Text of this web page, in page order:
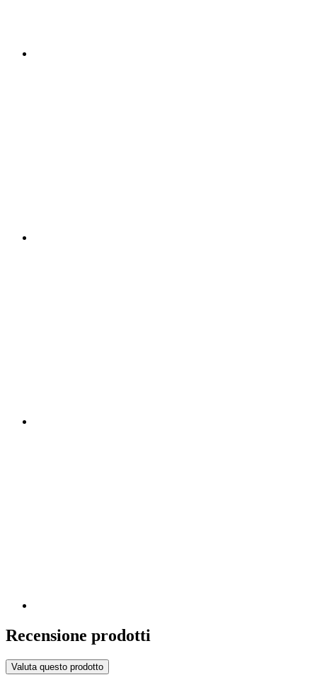
Recensione prodotti
Valuta questo prodotto